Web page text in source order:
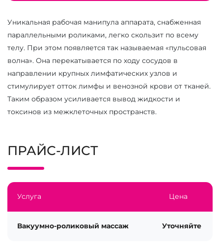
Уникальная рабочая манипула аппарата, снабженная
параллельными роликами, легко скользит по всему
телу. При этом появляется так называемая «пульсовая
волна». Она перекатывается по ходу сосудов в
направлении крупных лимфатических узлов и
стимулирует отток лимфы и венозной крови от тканей.
Таким образом усиливается вывод жидкости и
токсинов из межклеточных пространств.
ПРАЙС-ЛИСТ
Услуга Цена
Вакуумно-роликовый массаж Уточняйте